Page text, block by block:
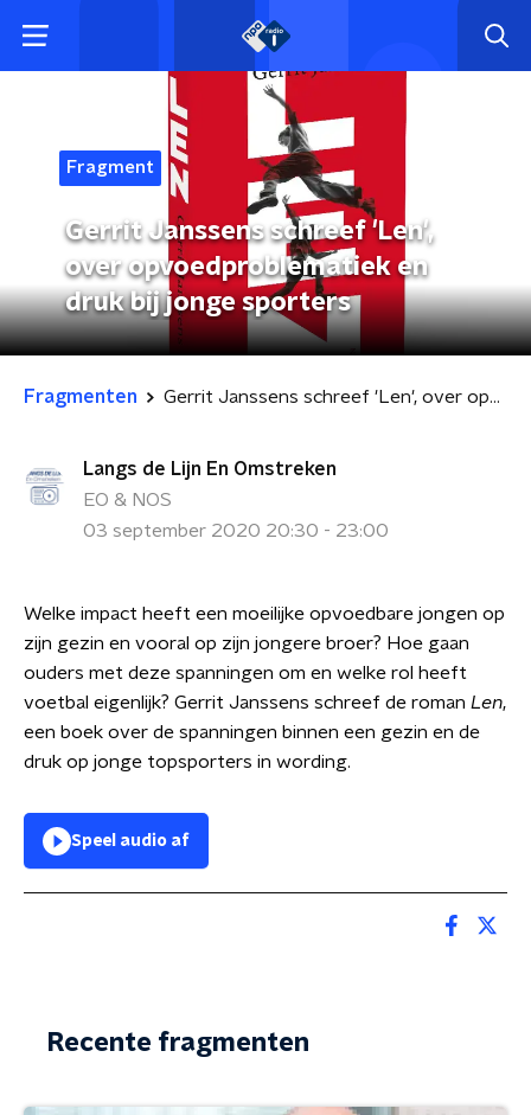
Fragment
Gerrit Janssens schreef 'Len',
over opvoedproblematiek en
druk bij jonge sporters
Fragmenten Gerrit Janssens schreef 'Len', over opvoedproblematiek en druk bij jonge sporters
Langs de Lijn En Omstreken
EO & NOS
03 september 2020 20:30 - 23:00
Welke impact heeft een moeilijke opvoedbare jongen op
zijn gezin en vooral op zijn jongere broer? Hoe gaan
ouders met deze spanningen om en welke rol heeft
voetbal eigenlijk? Gerrit Janssens schreef de roman Len,
een boek over de spanningen binnen een gezin en de
druk op jonge topsporters in wording.
Speel audio af
Recente fragmenten